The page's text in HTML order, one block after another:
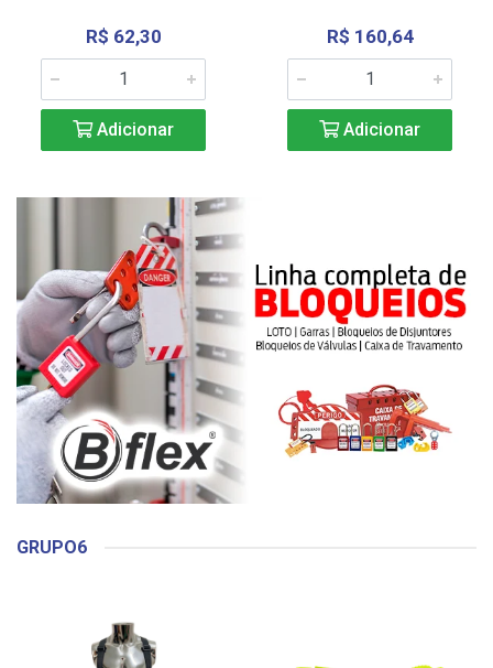
R$ 62,30
Adicionar
R$ 160,64
Adicionar
GRUPO6